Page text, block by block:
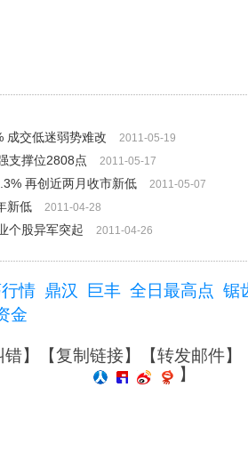
成交低迷弱势难改
2011-05-19
支撑位2808点 2011-05-17
再创近两月收市新低 2011-05-07
新低 2011-04-28
个股异军突起 2011-04-26
情 鼎汉 巨丰 全日最高点 锯
金
错】【复制链接】【转发邮件】
】